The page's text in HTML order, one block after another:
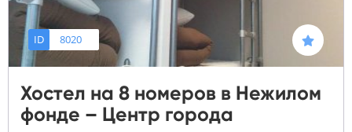
ID 8020
Хостел на 8 номеров в Нежилом
фонде – Центр города